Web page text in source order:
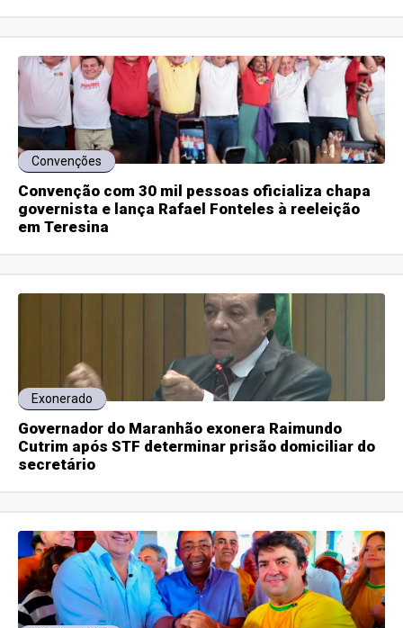
Convenções
Convenção com 30 mil pessoas oficializa chapa
governista e lança Rafael Fonteles à reeleição
em Teresina
Exonerado
Governador do Maranhão exonera Raimundo
Cutrim após STF determinar prisão domiciliar do
secretário